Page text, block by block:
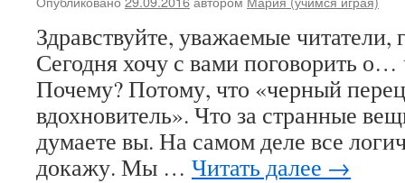
Здравствуйте, уважаемые читатели,
Сегодня хочу с вами поговорить
Почему? Потому, что «черный
вдохновитель». Что за странные
думаете вы. На самом деле все
докажу. Мы … Читать далее →